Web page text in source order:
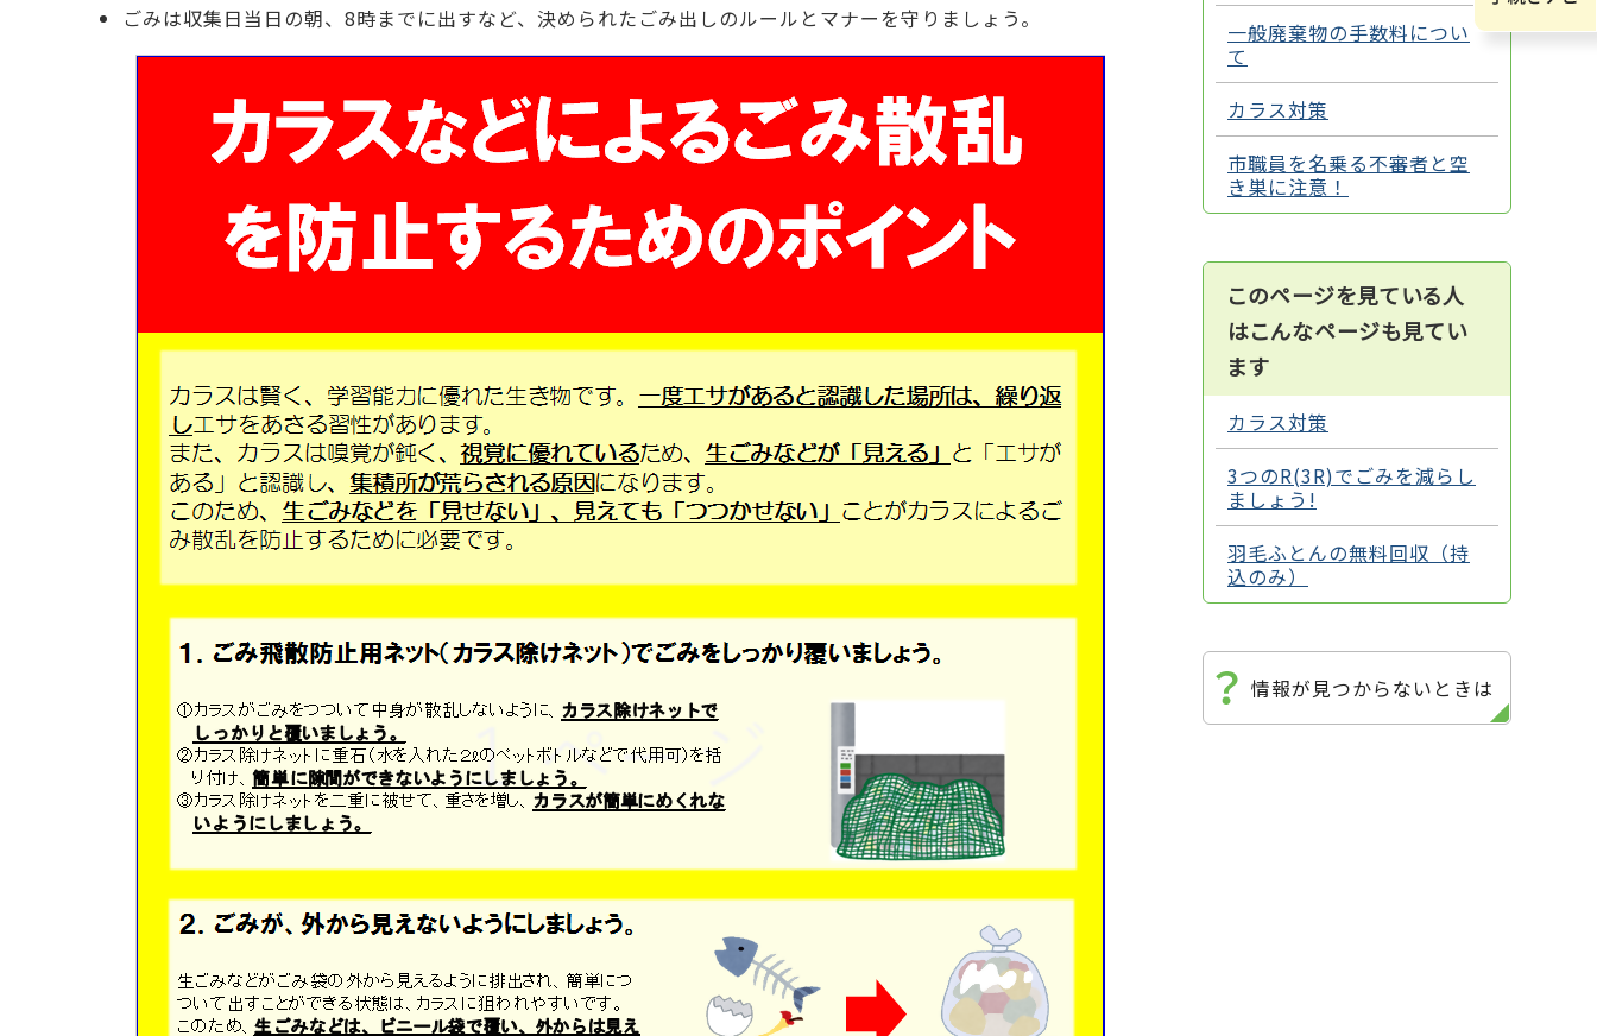
ごみは収集日当日の朝、8時までに出すなど、決められたごみ出しのルールとマナーを守りましょう。
一般廃棄物の手数料につい
て
カラス対策
市職員を名乗る不審者と空
き巣に注意！
このページを見ている人
はこんなページも見てい
ます
カラス対策
3つのR(3R)でごみを減らし
ましょう!
羽毛ふとんの無料回収（持
込のみ）
情報が見つからないときは